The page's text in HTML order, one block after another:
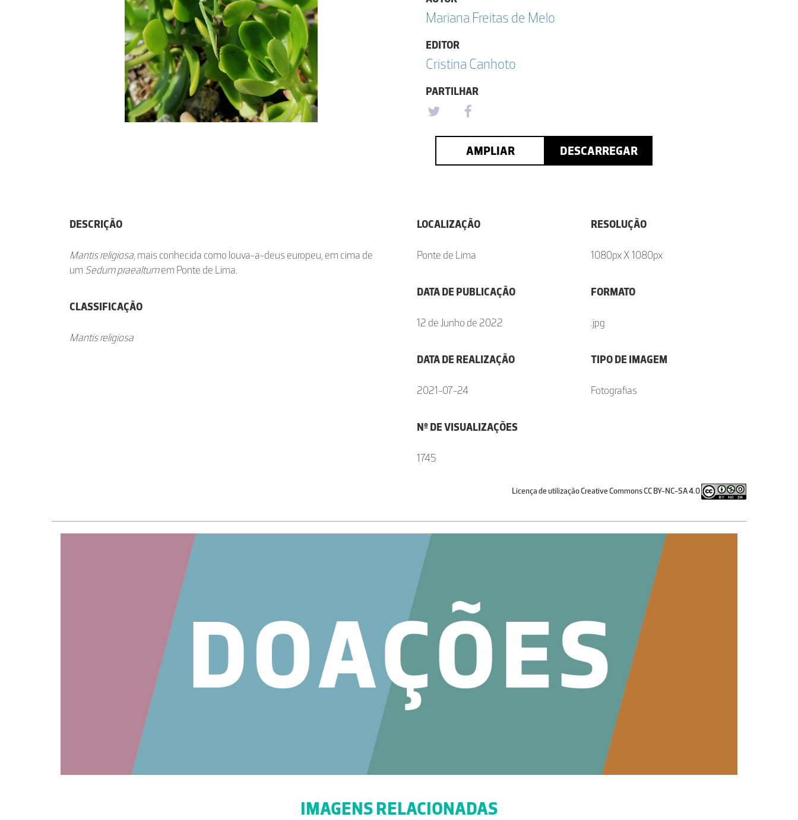
Mariana Freitas de Melo
EDITOR
Cristina Canhoto
PARTILHAR
AMPLIAR DESCARREGAR
DESCRIÇÃO
Mantis religiosa, mais conhecida como louva-a-deus europeu, em cima de
um Sedum praealtumem Ponte de Lima.
CLASSIFICAÇÃO
Mantis religiosa
LOCALIZAÇÃO
Ponte de Lima
DATA DE PUBLICAÇÃO
12 de Junho de 2022
DATA DE REALIZAÇÃO
2021-07-24
Nº DE VISUALIZAÇÕES
1745
RESOLUÇÃO
1080px X 1080px
FORMATO
.jpg
TIPO DE IMAGEM
Fotografias
Licença de utilização Creative Commons CC BY-NC-SA 4.0
IMAGENS RELACIONADAS